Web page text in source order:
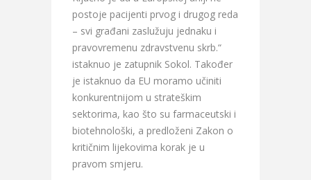
postoje pacijenti prvog i drugog reda
– svi građani zaslužuju jednaku i
pravovremenu zdravstvenu skrb.“
istaknuo je zatupnik Sokol. Također
je istaknuo da EU moramo učiniti
konkurentnijom u strateškim
sektorima, kao što su farmaceutski i
biotehnološki, a predloženi Zakon o
kritičnim lijekovima korak je u
pravom smjeru.